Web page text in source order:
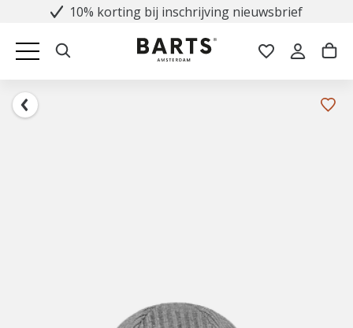
10% korting bij inschrijving nieuwsbrief